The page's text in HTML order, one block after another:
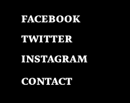
FACEBOOK
TWITTER
INSTAGRAM
CONTACT